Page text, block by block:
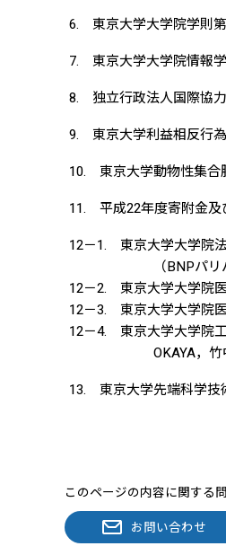
6. 東京大学大学院学則第
7. 東京大学大学院情報学
8. 独立行政法人国際協
9. 東京大学利益相反行為
10. 東京大学動物性集合
11. 平成22年度寄附金及
12－1. 東京大学大学院
（BNPパリバ）
12－2. 東京大学大学院
12－3. 東京大学大学院
12－4. 東京大学大学院
OKAYA，竹中工務
13. 東京大学先端科学技
このページの内容に関する
お問い合わせ